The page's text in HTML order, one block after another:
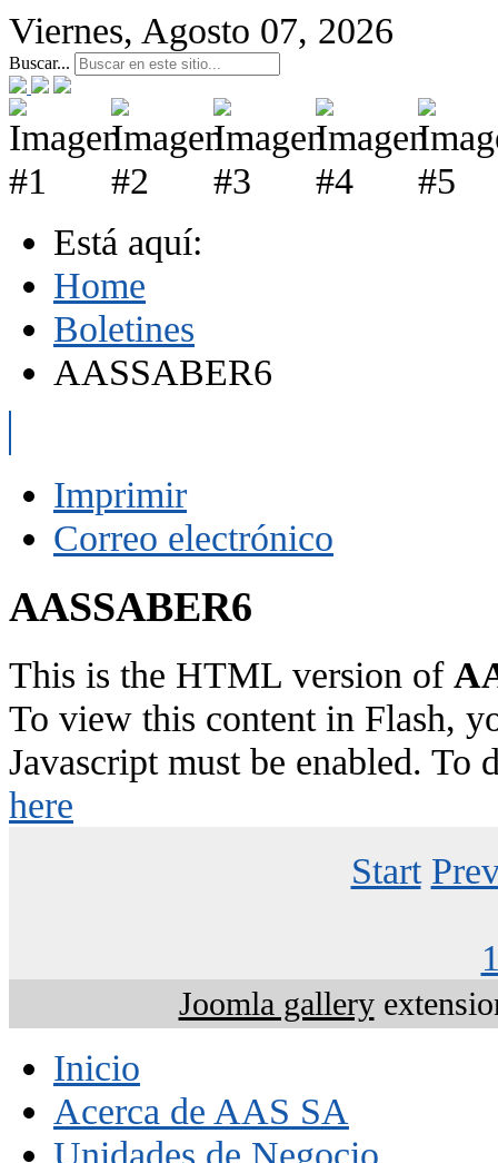
Viernes, Agosto 07, 2026
Buscar...
Está aquí:
Home
Boletines
AASSABER6
Imprimir
Correo electrónico
AASSABER6
This is the HTML version of
To view this content in Flash,
Javascript must be enabled.
here
Start
Joomla gallery
Inicio
Acerca de AAS SA
Unidades de Negocio